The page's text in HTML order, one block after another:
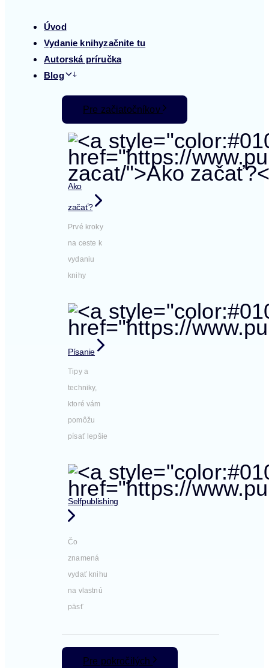
Úvod
Vydanie knihyzačnite tu
Autorská príručka
Blog
Pre začiatočníkov
Ako
začať?
Prvé kroky
na ceste k
vydaniu
knihy
Písanie
Tipy a
techniky,
ktoré vám
pomôžu
písať lepšie
Selfpublishing
Čo
znamená
vydať knihu
na vlastnú
päsť
Pre pokročilých